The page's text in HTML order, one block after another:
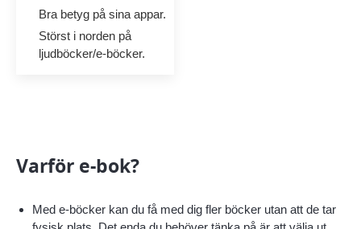
Bra betyg på sina appar.
Störst i norden på
ljudböcker/e-böcker.
Varför e-bok?
Med e-böcker kan du få med dig fler böcker utan att de tar